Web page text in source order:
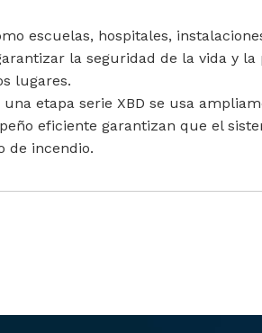
escuelas, hospitales,
la seguridad de la vida y
lugares.
etapa serie XBD se usa
eficiente garantizan que el
de incendio.